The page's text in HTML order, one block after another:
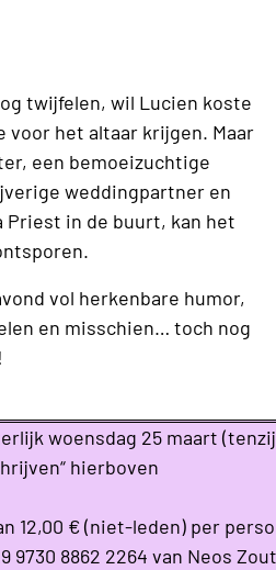
twijfelen, wil Lucien koste
voor het altaar krijgen. Maar
een bemoeizuchtige
weddingpartner en
Priest in de buurt, kan het
vol herkenbare humor,
en misschien… toch nog
woensdag 25 maart
hierboven
12,00 € (niet-leden) per
9730 8862 2264 van Neos